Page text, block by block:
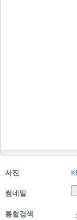
사진
썸네일
통합검색